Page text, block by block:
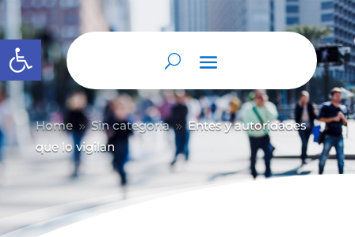
Abrir barra de herramientas
Home 9 Sin categoría 9 Entes y autoridades
que lo vigilan